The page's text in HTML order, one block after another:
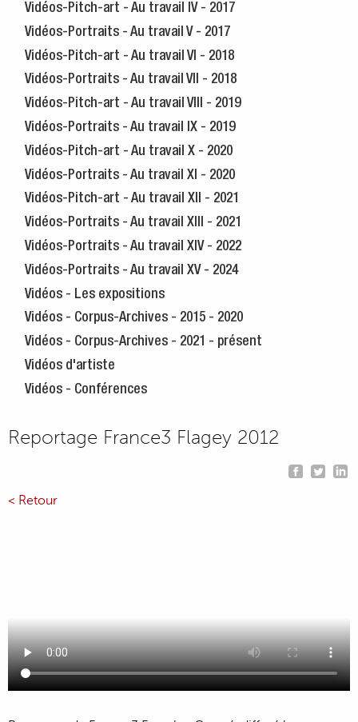
Vidéos-Pitch-art - Au travail IV - 2017
Vidéos-Portraits - Au travail V - 2017
Vidéos-Pitch-art - Au travail VI - 2018
Vidéos-Portraits - Au travail VII - 2018
Vidéos-Pitch-art - Au travail VIII - 2019
Vidéos-Portraits - Au travail IX - 2019
Vidéos-Pitch-art - Au travail X - 2020
Vidéos-Portraits - Au travail XI - 2020
Vidéos-Pitch-art - Au travail XII - 2021
Vidéos-Portraits - Au travail XIII - 2021
Vidéos-Portraits - Au travail XIV - 2022
Vidéos-Portraits - Au travail XV - 2024
Vidéos - Les expositions
Vidéos - Corpus-Archives - 2015 - 2020
Vidéos - Corpus-Archives - 2021 - présent
Vidéos d'artiste
Vidéos - Conférences
Reportage France3 Flagey 2012
< Retour